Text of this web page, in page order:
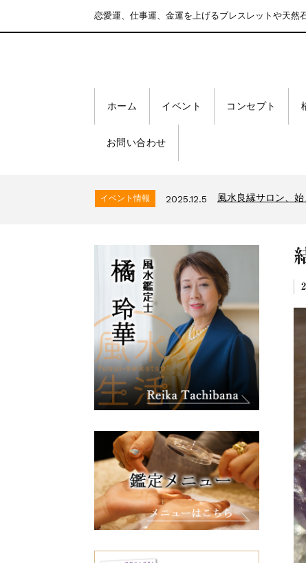
恋愛運、仕事運、金運を上げるブレスレットや天然
ホーム イベント コンセプト
お問い合わせ
イベント情報 2026.7.8 【全品30%OFF】サ
2025.12.5 風水良縁サロン、